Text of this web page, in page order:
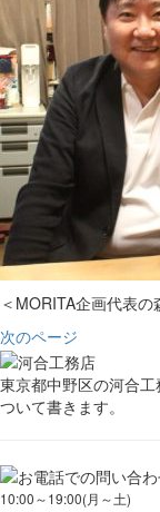
＜MORITA企画代表の
次のページ
東京都中野区の河合
ついて書きます。
10:00～19:00(月～土)